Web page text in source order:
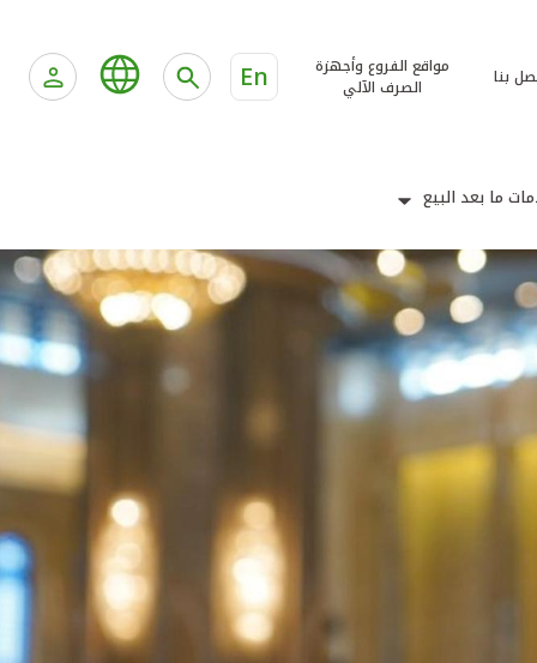
بنا
مواقع الفروع وأجهزة
الصرف الآلي
En
ما بعد البيع